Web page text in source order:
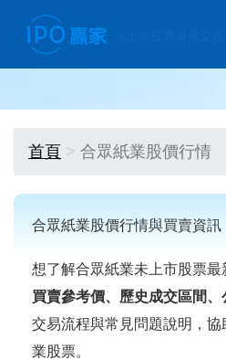
首頁 合眾紙業股價行情
合眾紙業股價行情與買賣資訊
想了解合眾紙業未上市股票最
買賣參考價、歷史成交區間
交易流程與常見問題說明，
業股票。